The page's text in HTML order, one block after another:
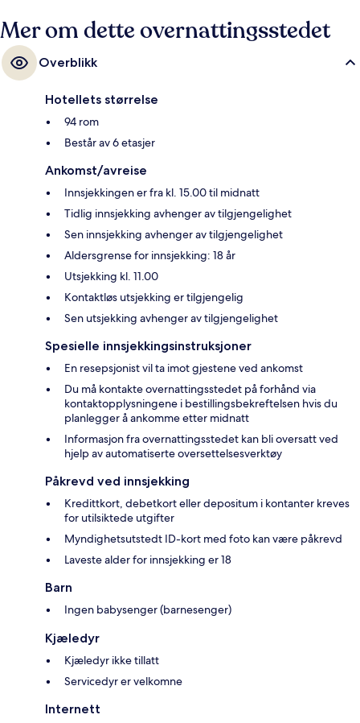
Mer om dette overnattingsstedet
Overblikk
Hotellets størrelse
94 rom
Består av 6 etasjer
Ankomst/avreise
Innsjekkingen er fra kl. 15.00 til midnatt
Tidlig innsjekking avhenger av tilgjengelighet
Sen innsjekking avhenger av tilgjengelighet
Aldersgrense for innsjekking: 18 år
Utsjekking kl. 11.00
Kontaktløs utsjekking er tilgjengelig
Sen utsjekking avhenger av tilgjengelighet
Spesielle innsjekkingsinstruksjoner
En resepsjonist vil ta imot gjestene ved ankomst
Du må kontakte overnattingsstedet på forhånd via
kontaktopplysningene i bestillingsbekreftelsen hvis du
planlegger å ankomme etter midnatt
Informasjon fra overnattingsstedet kan bli oversatt ved
hjelp av automatiserte oversettelsesverktøy
Påkrevd ved innsjekking
Kredittkort, debetkort eller depositum i kontanter kreves
for utilsiktede utgifter
Myndighetsutstedt ID-kort med foto kan være påkrevd
Laveste alder for innsjekking er 18
Barn
Ingen babysenger (barnesenger)
Kjæledyr
Kjæledyr ikke tillatt
Servicedyr er velkomne
Internett